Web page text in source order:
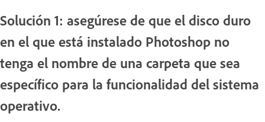
Solución 1: asegúrese de que el disco duro
en el que está instalado Photoshop no
tenga el nombre de una carpeta que sea
específico para la funcionalidad del sistema
operativo.